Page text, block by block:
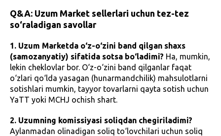
Q&A: Uzum Market sellerlari uchun tez-tez
so‘raladigan savollar
1. Uzum Marketda o‘z-o‘zini band qilgan shaxs
(samozanyatiy) sifatida sotsa bo‘ladimi? Ha, mumkin,
lekin cheklovlar bor. O‘z-o‘zini band qilganlar faqat
o‘zlari qo‘lda yasagan (hunarmandchilik) mahsulotlarni
sotishlari mumkin, tayyor tovarlarni qayta sotish uchun
YaTT yoki MCHJ ochish shart.
2. Uzumning komissiyasi soliqdan chegiriladimi?
Aylanmadan olinadigan soliq to‘lovchilari uchun soliq